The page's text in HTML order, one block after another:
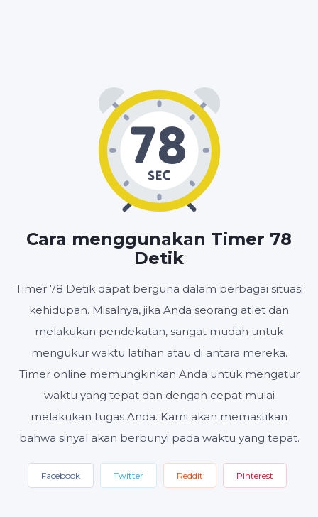
Cara menggunakan Timer 78
Detik
Timer 78 Detik dapat berguna dalam berbagai situasi
kehidupan. Misalnya, jika Anda seorang atlet dan
melakukan pendekatan, sangat mudah untuk
mengukur waktu latihan atau di antara mereka.
Timer online memungkinkan Anda untuk mengatur
waktu yang tepat dan dengan cepat mulai
melakukan tugas Anda. Kami akan memastikan
bahwa sinyal akan berbunyi pada waktu yang tepat.
Facebook Twitter Reddit Pinterest
01 : 18
Mulai Setel ulang Pengaturan